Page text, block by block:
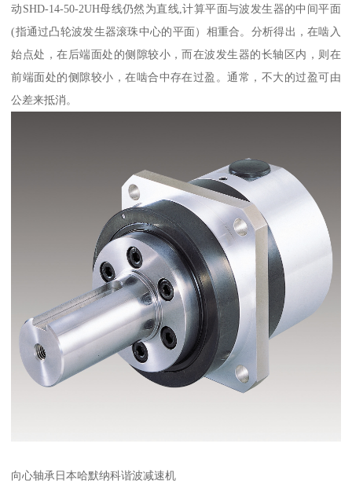
动SHD-14-50-2UH母线仍然为直线,计算平面与波发生器的中间平面
(指通过凸轮波发生器滚珠中心的平面）相重合。分析得出，在啮入
始点处，在后端面处的侧隙较小，而在波发生器的长轴区内，则在
前端面处的侧隙较小，在啮合中存在过盈。通常，不大的过盈可由
公差来抵消。
向心轴承日本哈默纳科谐波减速机